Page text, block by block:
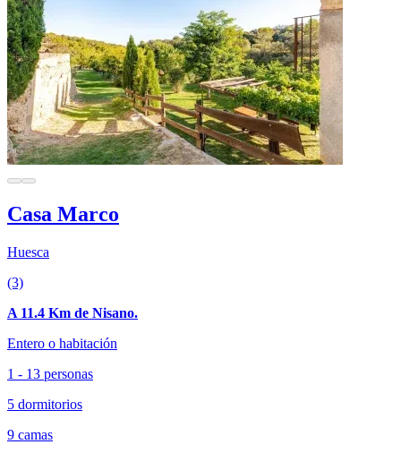
Casa Marco
Huesca
(3)
A 11.4 Km de Nisano.
Entero o habitación
1 - 13 personas
5 dormitorios
9 camas